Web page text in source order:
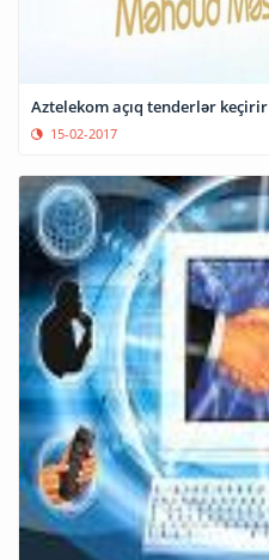
Aztelekom açıq tenderlər keçirir
15-02-2017